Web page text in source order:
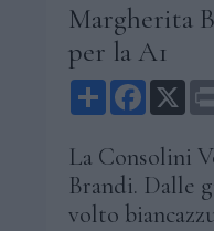
Margherita
per la A1
Share X
La Consolini
Brandi. Dalle
volto